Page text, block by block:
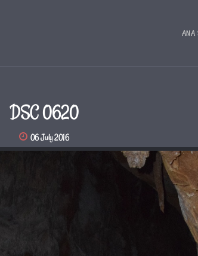
ANA
DSC 0620
06 July 2016